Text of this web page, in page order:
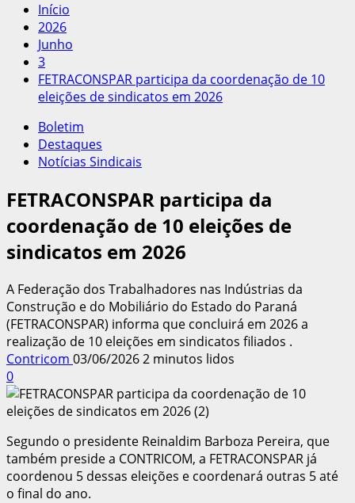
Início
2026
Junho
3
FETRACONSPAR participa da coordenação de 10
eleições de sindicatos em 2026
Boletim
Destaques
Notícias Sindicais
FETRACONSPAR participa da
coordenação de 10 eleições de
sindicatos em 2026
A Federação dos Trabalhadores nas Indústrias da
Construção e do Mobiliário do Estado do Paraná
(FETRACONSPAR) informa que concluirá em 2026 a
realização de 10 eleições em sindicatos filiados .
Contricom 03/06/20262 minutos lidos
0
Segundo o presidente Reinaldim Barboza Pereira, que
também preside a CONTRICOM, a FETRACONSPAR já
coordenou 5 dessas eleições e coordenará outras 5 até
o final do ano.